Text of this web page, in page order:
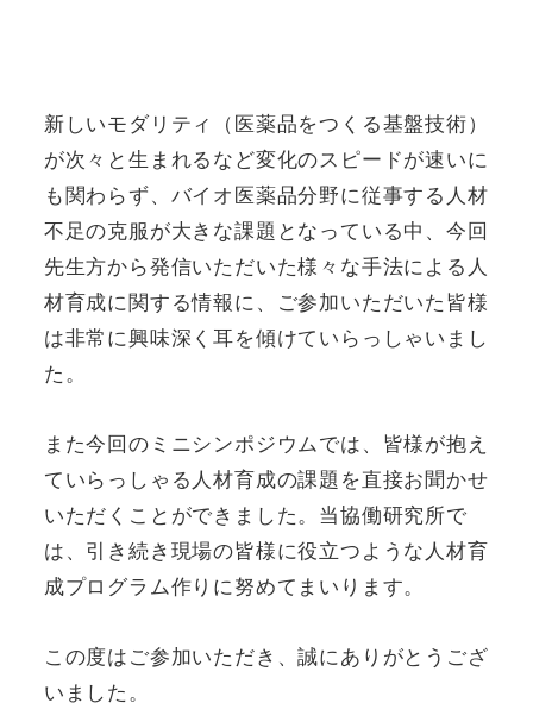
新しいモダリティ（医薬品をつくる基盤技術）
が次々と生まれるなど変化のスピードが速いに
も関わらず、バイオ医薬品分野に従事する人材
不足の克服が大きな課題となっている中、今回
先生方から発信いただいた様々な手法による人
材育成に関する情報に、ご参加いただいた皆様
は非常に興味深く耳を傾けていらっしゃいまし
た。
また今回のミニシンポジウムでは、皆様が抱え
ていらっしゃる人材育成の課題を直接お聞かせ
いただくことができました。当協働研究所で
は、引き続き現場の皆様に役立つような人材育
成プログラム作りに努めてまいります。
この度はご参加いただき、誠にありがとうござ
いました。